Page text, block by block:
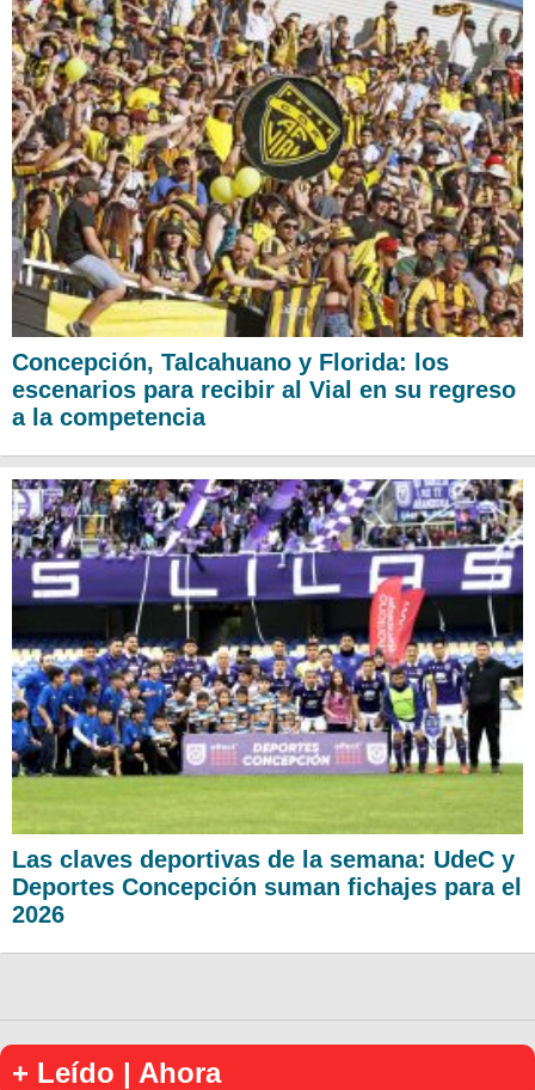
Concepción, Talcahuano y Florida: los
escenarios para recibir al Vial en su regreso
a la competencia
Las claves deportivas de la semana: UdeC y
Deportes Concepción suman fichajes para el
2026
+ Leído | Ahora